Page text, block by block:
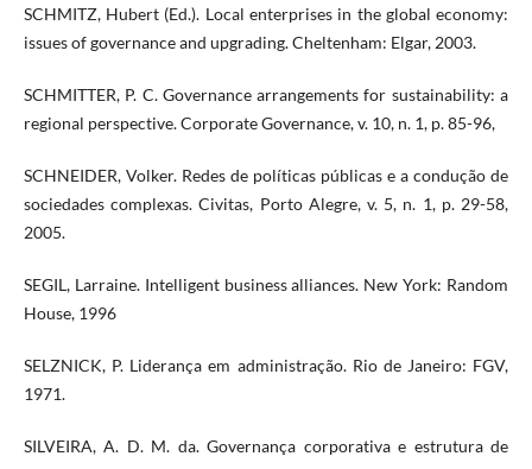
SCHMITZ, Hubert (Ed.). Local enterprises in the global economy:
issues of governance and upgrading. Cheltenham: Elgar, 2003.
SCHMITTER, P. C. Governance arrangements for sustainability: a
regional perspective. Corporate Governance, v. 10, n. 1, p. 85-96,
SCHNEIDER, Volker. Redes de políticas públicas e a condução de
sociedades complexas. Civitas, Porto Alegre, v. 5, n. 1, p. 29-58,
2005.
SEGIL, Larraine. Intelligent business alliances. New York: Random
House, 1996
SELZNICK, P. Liderança em administração. Rio de Janeiro: FGV,
1971.
SILVEIRA, A. D. M. da. Governança corporativa e estrutura de